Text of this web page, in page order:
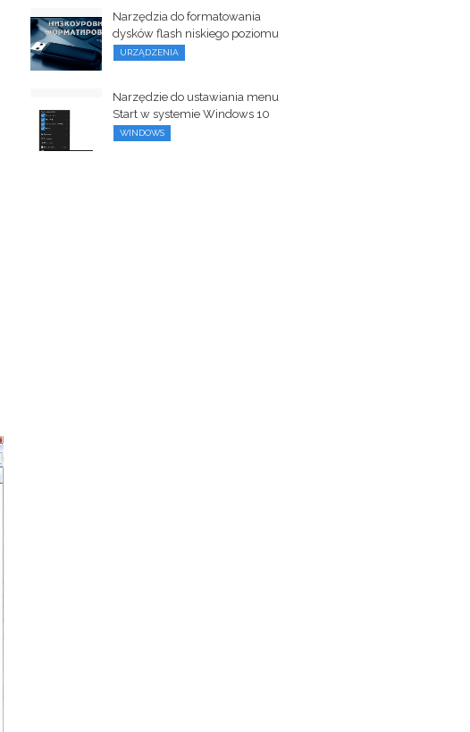
Narzędzia do formatowania
dysków flash niskiego poziomu
URZĄDZENIA
Narzędzie do ustawiania menu
Start w systemie Windows 10
WINDOWS